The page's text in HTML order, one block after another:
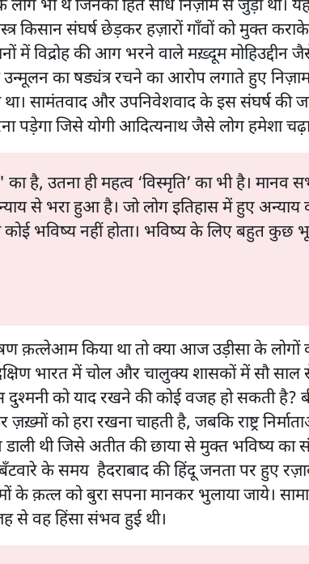
लोग भी थे जिनका हित सीधे निज़ाम से जुड़ा था।
किसान संघर्ष छेड़कर हज़ारों गाँवों को मुक्त
में विद्रोह की आग भरने वाले मख़्दूम मोहिउद्दीन
का षड्यंत्र रचने का आरोप लगाते हुए
सामंतवाद और उपनिवेशवाद के इस संघर्ष की
पड़ेगा जिसे योगी आदित्यनाथ जैसे लोग हमेशा
का है, उतना ही महत्व ‘विस्मृति’ का भी है। मानव
से भरा हुआ है। जो लोग इतिहास में हुए अन्याय
कोई भविष्य नहीं होता। भविष्य के लिए बहुत
क़त्लेआम किया था तो क्या आज उड़ीसा के लोगों
भारत में चोल और चालुक्य शासकों में सौ साल
दुश्मनी को याद रखने की कोई वजह हो सकती है?
ज़ख़्मों को हरा रखना चाहती है, जबकि राष्ट्र
डाली थी जिसे अतीत की छाया से मुक्त भविष्य
के समय हैदराबाद की हिंदू जनता पर हुए
के क़त्ल को बुरा सपना मानकर भुलाया जाये।
से वह हिंसा संभव हुई थी।